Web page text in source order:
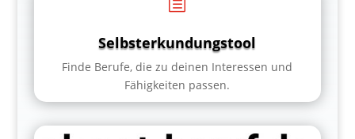
Selbsterkundungstool
Finde Berufe, die zu deinen Interessen und
Fähigkeiten passen.